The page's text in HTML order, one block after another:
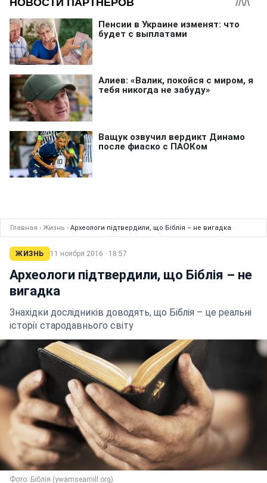
Главная › Жизнь › Археологи підтвердили, що Біблія – не вигадка
ЖИЗНЬ 11 ноября 2016 · 18:57
Археологи підтвердили, що Біблія – не
вигадка
Знахідки дослідників доводять, що Біблія – це реальні
історії стародавнього світу
Фото: Біблія (ywamseamill.org)